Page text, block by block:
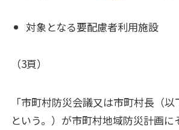
対象となる要配慮者利用施設
（3頁）
「市町村防災会議又は市町村長（以
という。）が市町村地域防災計画